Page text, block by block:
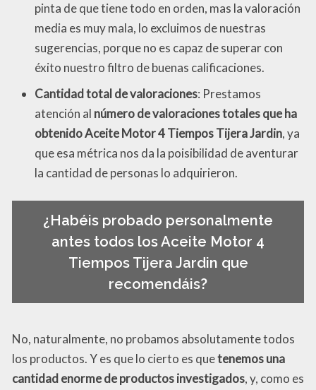
pinta de que tiene todo en orden, mas la valoración
media es muy mala, lo excluimos de nuestras
sugerencias, porque no es capaz de superar con
éxito nuestro filtro de buenas calificaciones.
Cantidad total de valoraciones: Prestamos
atención al número de valoraciones totales que ha
obtenido Aceite Motor 4 Tiempos Tijera Jardin, ya
que esa métrica nos da la poisibilidad de aventurar
la cantidad de personas lo adquirieron.
¿Habéis probado personalmente
antes todos los Aceite Motor 4
Tiempos Tijera Jardin que
recomendáis?
No, naturalmente, no probamos absolutamente todos
los productos. Y es que lo cierto es quetenemos una
cantidad enorme de productos investigados, y, como es